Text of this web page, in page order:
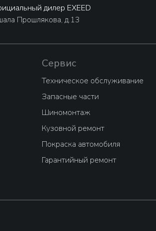
дилер EXEED
Прошлякова, д.13
Сервис
Техническое обслуживание
Запасные части
Шиномонтаж
Кузовной ремонт
Покраска автомобиля
Гарантийный ремонт